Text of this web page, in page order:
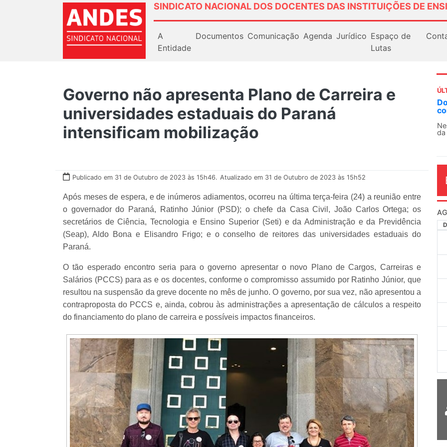
SINDICATO NACIONAL DOS DOCENTES DAS INSTITUIÇÕES DE
A
Entidade
Documentos Comunicação Agenda Jurídico Espaço de
Lutas
Governo não apresenta Plano de Carreira e
universidades estaduais do Paraná
intensificam mobilização
Publicado em 31 de Outubro de 2023 às 15h46. Atualizado em 31 de Outubro de 2023 às 15h52
Após meses de espera, e de inúmeros adiamentos, ocorreu na última terça-feira (24) a reunião entre
o governador do Paraná, Ratinho Júnior (PSD); o chefe da Casa Civil, João Carlos Ortega; os
secretários de Ciência, Tecnologia e Ensino Superior (Seti) e da Administração e da Previdência
(Seap), Aldo Bona e Elisandro Frigo; e o conselho de reitores das universidades estaduais do
Paraná.
O tão esperado encontro seria para o governo apresentar o novo Plano de Cargos, Carreiras e
Salários (PCCS) para as e os docentes, conforme o compromisso assumido por Ratinho Júnior, que
resultou na suspensão da greve docente no mês de junho. O governo, por sua vez, não apresentou a
contraproposta do PCCS e, ainda, cobrou às administrações a apresentação de cálculos a respeito
do financiamento do plano de carreira e possíveis impactos financeiros.
O